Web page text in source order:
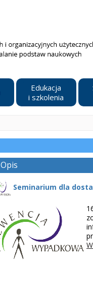
Edukacja
i szkolenia
Opis
Seminarium dla